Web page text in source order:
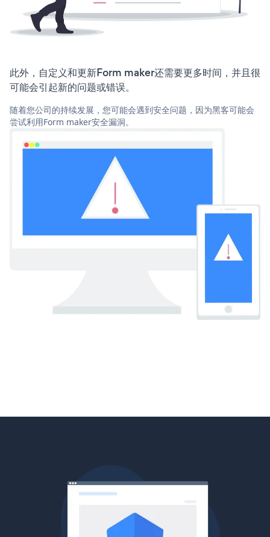
此外，自定义和更新Form maker还需要更多时间，并且很
可能会引起新的问题或错误。
随着您公司的持续发展，您可能会遇到安全问题，因为黑客可能会
尝试利用Form maker安全漏洞。